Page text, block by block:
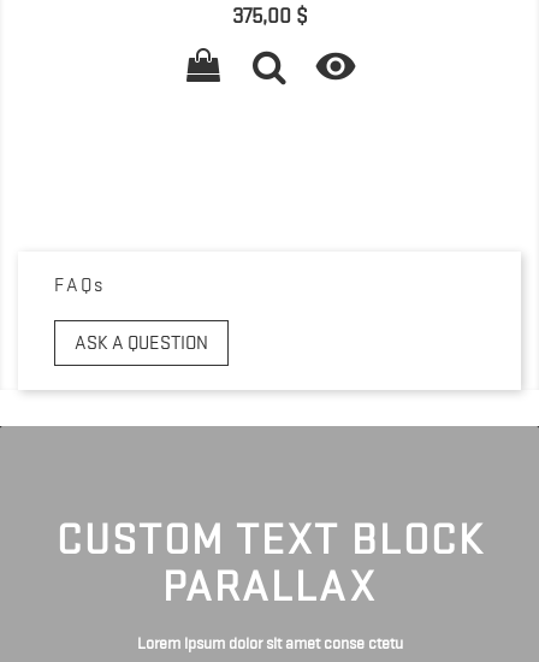
Prix
375,00 $

FAQs
ASK A QUESTION
CUSTOM TEXT BLOCK
PARALLAX
Lorem ipsum dolor sit amet conse ctetu